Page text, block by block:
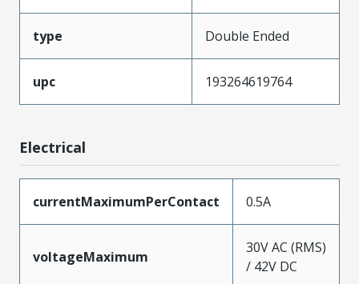
type Double Ended
upc 193264619764
Electrical
currentMaximumPerContact 0.5A
voltageMaximum
30V AC (RMS)
/ 42V DC